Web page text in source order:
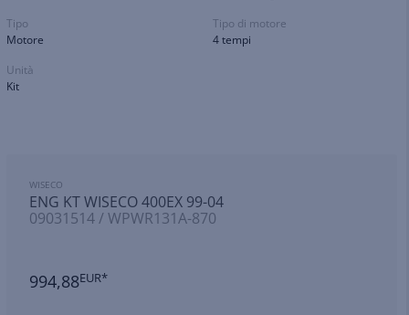
Tipo
Motore
Tipo di motore
4 tempi
Unità
Kit
WISECO
ENG KT WISECO 400EX 99-04
09031514 / WPWR131A-870
994,88EUR*